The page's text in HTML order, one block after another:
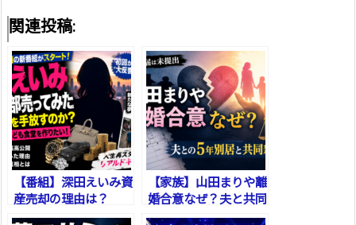
関連投稿:
【番組】深田えいみ資
産売却の理由は？
【家族】山田まりや離
婚合意なぜ？夫と共同
親権へ